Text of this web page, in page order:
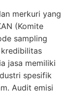
merkuri yang
(Komite
sampling
kredibilitas
jasa memiliki
spesifik
Audit emisi